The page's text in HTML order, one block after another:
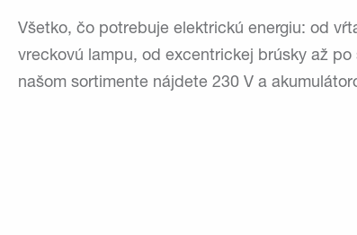
Všetko, čo potrebuje elektrickú energiu: od
vreckovú lampu, od excentrickej brúsky až po
našom sortimente nájdete 230 V a